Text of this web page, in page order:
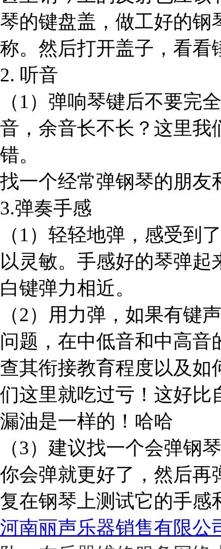
琴的键盘盖，做工好的钢
称。然后打开盖子，看看
2. 听音
（1）弹响琴键后不要完
音，余音长不长？这里我
错。
找一个经常弹钢琴的朋友
3.弹奏手感
（1）轻轻地弹，感受到
以灵敏。手感好的琴弹
白键弹力相近。
（2）用力弹，如果有键
问题，在中低音和中高
查其衔接教育程度以及如
们这里就吃过亏！这好比
漏油是一样的！哈哈
（3）建议找一个会弹钢
你会弹就更好了，然后再
复在钢琴上测试它的手感
河南丽声乐器销售有限公